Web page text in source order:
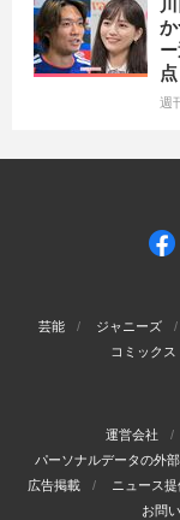
点
週
芸能 ジャニーズ
コミックス
運営会社
パーソナルデータの外
広告掲載
ニュース
お問